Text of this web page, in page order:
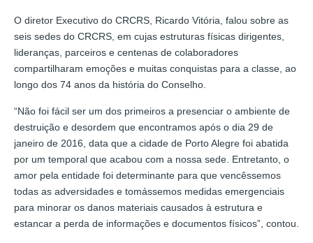
O diretor Executivo do CRCRS, Ricardo Vitória, falou sobre as
seis sedes do CRCRS, em cujas estruturas físicas dirigentes,
lideranças, parceiros e centenas de colaboradores
compartilharam emoções e muitas conquistas para a classe, ao
longo dos 74 anos da história do Conselho.
“Não foi fácil ser um dos primeiros a presenciar o ambiente de
destruição e desordem que encontramos após o dia 29 de
janeiro de 2016, data que a cidade de Porto Alegre foi abatida
por um temporal que acabou com a nossa sede. Entretanto, o
amor pela entidade foi determinante para que vencêssemos
todas as adversidades e tomássemos medidas emergenciais
para minorar os danos materiais causados à estrutura e
estancar a perda de informações e documentos físicos”, contou.